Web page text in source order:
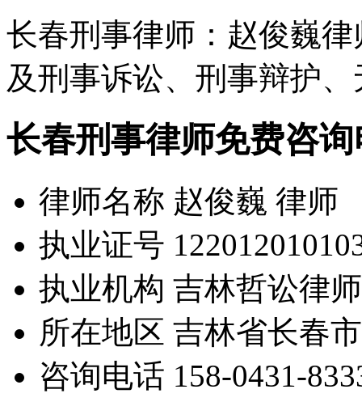
长春刑事律师：赵俊巍
及刑事诉讼、刑事辩护
长春刑事律师免费咨
律师名称 赵俊巍 律师
执业证号
执业机构 吉林哲讼律
所在地区 吉林省长春市
咨询电话 158-0431-